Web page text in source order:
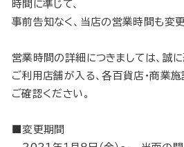
時間に準じて、
事前告知なく、当店の営業時間も変
営業時間の詳細につきましては、誠
ご利用店舗が入る、各百貨店・商業
ご確認ください。
■変更期間